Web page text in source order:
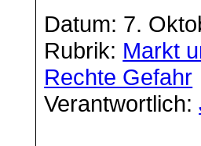
Datum: 7.
Rubrik: Markt
Rechte Gefahr
Verantwortlich: